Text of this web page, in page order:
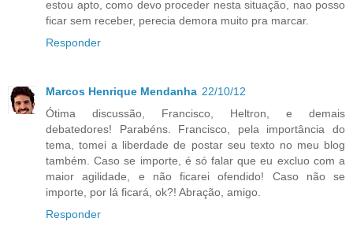
estou apto, como devo proceder nesta situação, nao posso
ficar sem receber, perecia demora muito pra marcar.
Responder
Marcos Henrique Mendanha 22/10/12
Ótima discussão, Francisco, Heltron, e demais
debatedores! Parabéns. Francisco, pela importância do
tema, tomei a liberdade de postar seu texto no meu blog
também. Caso se importe, é só falar que eu excluo com a
maior agilidade, e não ficarei ofendido! Caso não se
importe, por lá ficará, ok?! Abração, amigo.
Responder